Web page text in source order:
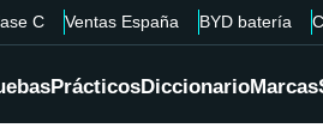
C Ventas España BYD batería
PrácticosDiccionarioMarcas